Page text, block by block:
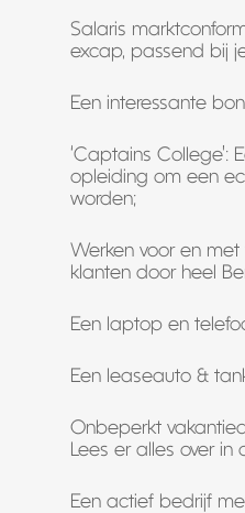
Salaris
excap, passend bij
Een interessante
‘Captains College’:
opleiding om een
worden;
Werken voor en
klanten door heel
Een laptop en
Een leaseauto &
Onbeperkt
Lees er alles over
Een actief bedrijf